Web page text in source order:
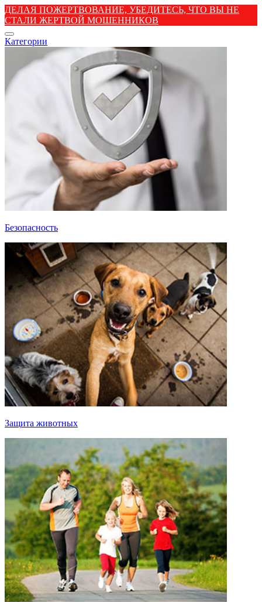
ДЕЛАЯ ПОЖЕРТВОВАНИЕ, УБЕДИТЕСЬ, ЧТО ВЫ НЕ
СТАЛИ ЖЕРТВОЙ МОШЕННИКОВ
Категории
Безопасность
Защита животных